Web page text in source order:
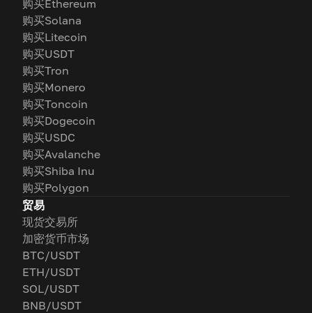
购买Ethereum
购买Solana
购买Litecoin
购买USDT
购买Tron
购买Monero
购买Toncoin
购买Dogecoin
购买USDC
购买Avalanche
购买Shiba Inu
购买Polygon
贸易
现货交易所
加密货币市场
BTC/USDT
ETH/USDT
SOL/USDT
BNB/USDT